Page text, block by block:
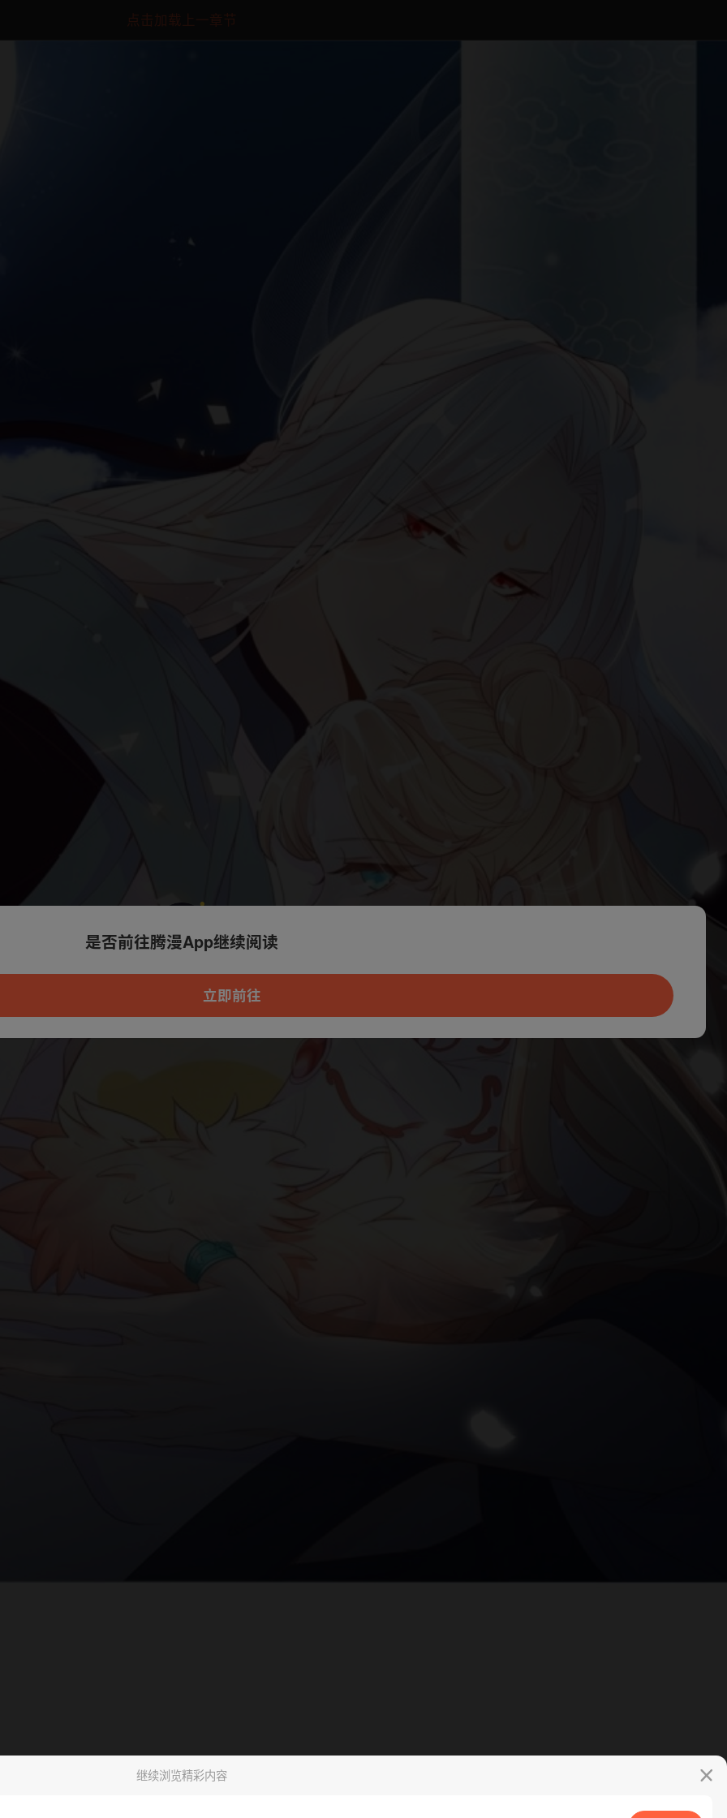
点击加载上一章节
继续浏览精彩内容
本章节仅支持App阅读，可打开App新用
户7天免费看
是否前往腾漫App继续阅读
立即前往